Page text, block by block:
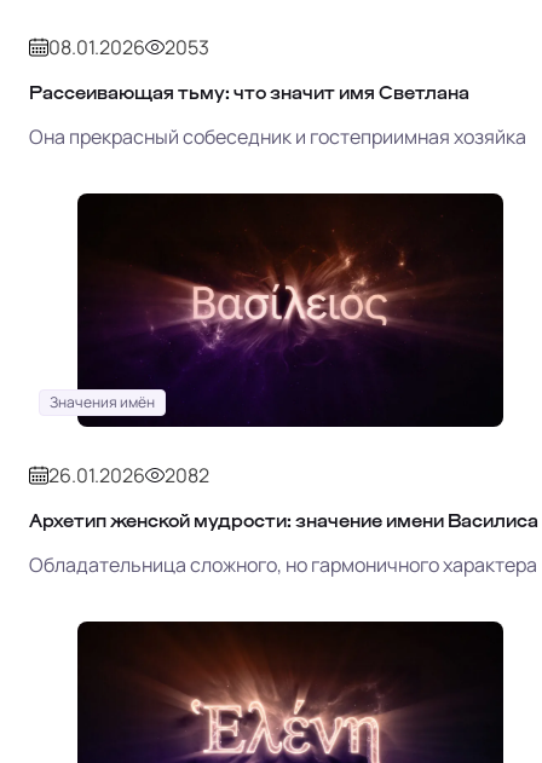
08.01.2026 2053
Рассеивающая тьму: что значит имя Светлана
Она прекрасный собеседник и гостеприимная хозяйка
Значения имён
26.01.2026 2082
Архетип женской мудрости: значение имени Василиса
Обладательница сложного, но гармоничного характера